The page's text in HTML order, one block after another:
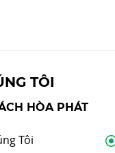
TÔI
HÒA PHÁT
Tôi